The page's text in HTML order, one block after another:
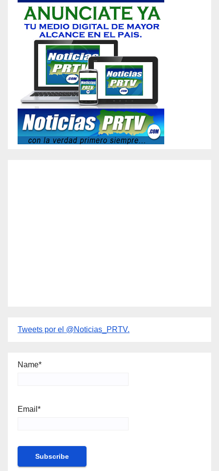
Tweets por el @Noticias_PRTV.
Name*
Email*